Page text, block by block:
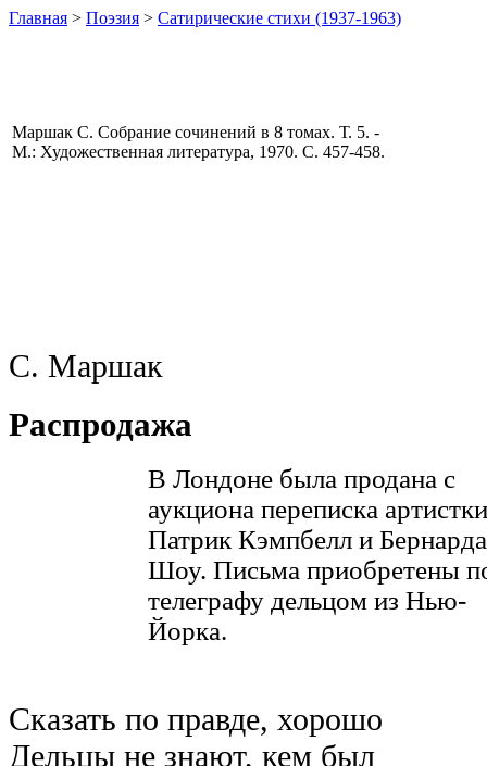
Главная > Поэзия > Сатирические стихи (1937-1963)
Маршак С. Собрание сочинений в 8 томах. Т. 5. -
М.: Художественная литература, 1970. С. 457-458.
С. Маршак
Распродажа
В Лондоне была продана с
аукциона переписка артистки
Патрик Кэмпбелл и Бернарда
Шоу. Письма приобретены
телеграфу дельцом из Нью-
Йорка.
Сказать по правде, хорошо
Дельцы не знают, кем был